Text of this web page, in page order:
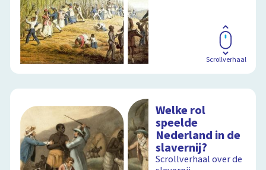
Scrollverhaal
Welke rol
speelde
Nederland in de
slavernij?
Scrollverhaal over de